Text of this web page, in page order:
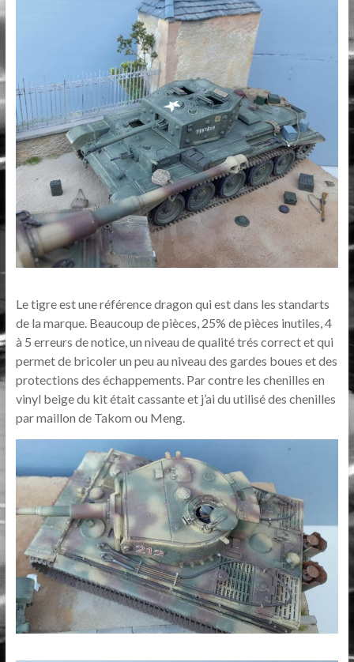
Le tigre est une référence dragon qui est dans les standarts
de la marque. Beaucoup de pièces, 25% de pièces inutiles, 4
à 5 erreurs de notice, un niveau de qualité trés correct et qui
permet de bricoler un peu au niveau des gardes boues et des
protections des échappements. Par contre les chenilles en
vinyl beige du kit était cassante et j’ai du utilisé des chenilles
par maillon de Takom ou Meng.